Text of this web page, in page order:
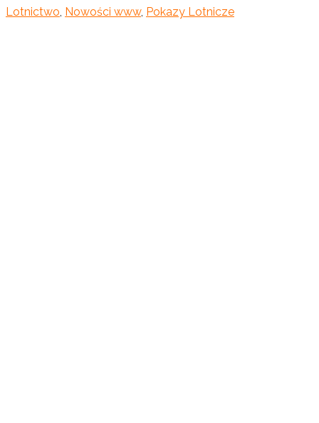
Lotnictwo Nowości www, Pokazy Lotnicze